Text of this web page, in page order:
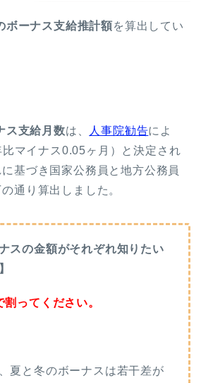
ボーナス支給推計額を算出してい
ス支給月数は、 人事院勧告によ
比マイナス0.05ヶ月）と決定され
基づき国家公務員と地方公務員
通り算出しました。
スの金額がそれぞれ知りたい
ってください。
夏と冬のボーナスは若干差が